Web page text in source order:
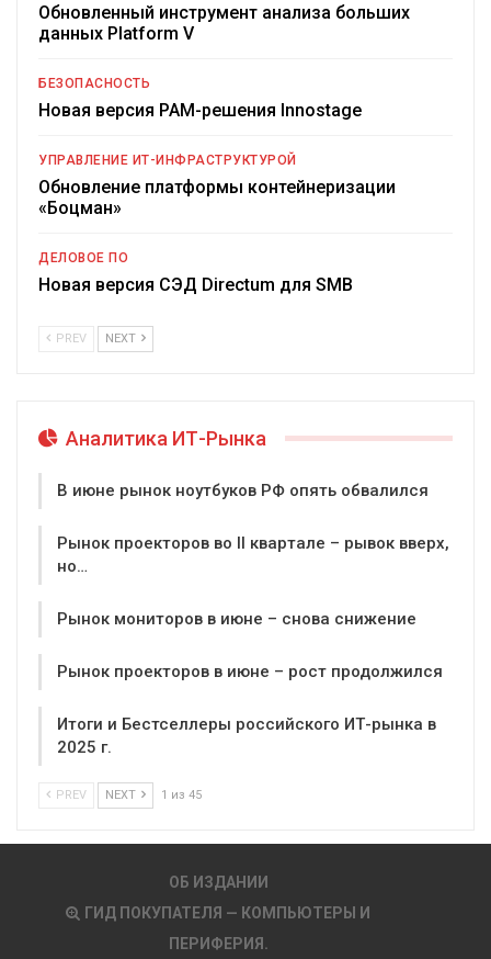
Обновленный инструмент анализа больших
данных Platform V
БЕЗОПАСНОСТЬ
Новая версия PAM-решения Innostage
УПРАВЛЕНИЕ ИТ-ИНФРАСТРУКТУРОЙ
Обновление платформы контейнеризации
«Боцман»
ДЕЛОВОЕ ПО
Новая версия СЭД Directum для SMB
PREV NEXT
Аналитика ИТ-Рынка
В июне рынок ноутбуков РФ опять обвалился
Рынок проекторов во II квартале – рывок вверх,
но…
Рынок мониторов в июне – снова снижение
Рынок проекторов в июне – рост продолжился
Итоги и Бестселлеры российского ИТ-рынка в
2025 г.
PREV NEXT 1 из 45
ОБ ИЗДАНИИ
ГИД ПОКУПАТЕЛЯ — КОМПЬЮТЕРЫ И
ПЕРИФЕРИЯ.